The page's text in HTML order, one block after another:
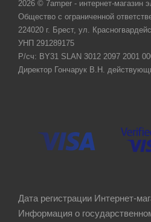
2026 © 7amper - интернет-магазин
Общество с ограниченной
224020 г. Брест, ул.
УНП 291289175
Р/сч: BY31 SLAN 3012 2097 2001
Директор Гончарук В.Н.
Дата регистрации Интернет-
Информация о